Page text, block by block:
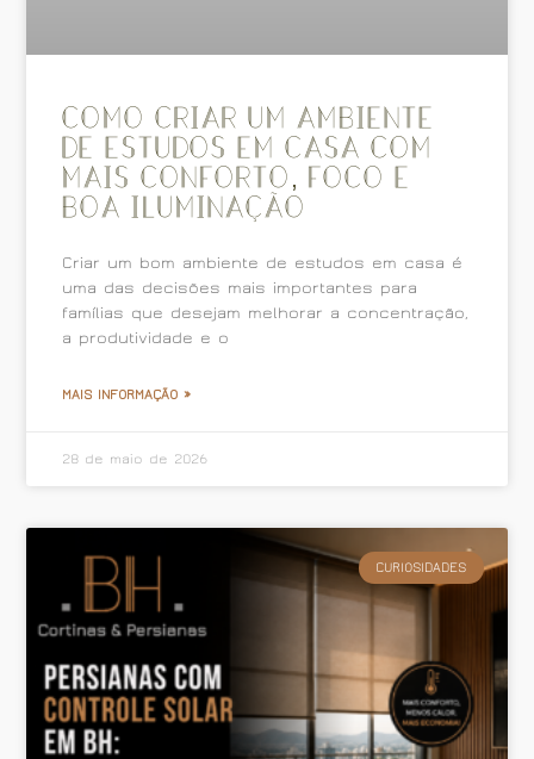
Como criar um ambiente
de estudos em casa com
mais conforto, foco e
boa iluminação
Criar um bom ambiente de estudos em casa é
uma das decisões mais importantes para
famílias que desejam melhorar a concentração,
a produtividade e o
MAIS INFORMAÇÃO »
28 de maio de 2026
CURIOSIDADES